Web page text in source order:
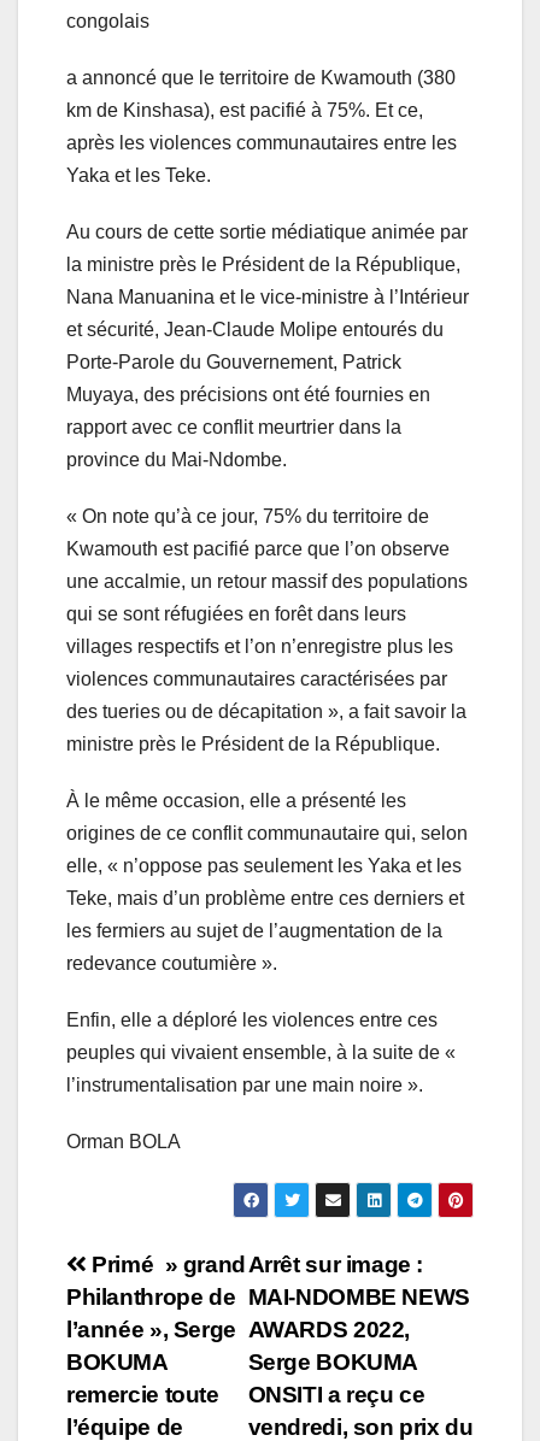
congolais
a annoncé que le territoire de Kwamouth (380
km de Kinshasa), est pacifié à 75%. Et ce,
après les violences communautaires entre les
Yaka et les Teke.
Au cours de cette sortie médiatique animée par
la ministre près le Président de la République,
Nana Manuanina et le vice-ministre à l’Intérieur
et sécurité, Jean-Claude Molipe entourés du
Porte-Parole du Gouvernement, Patrick
Muyaya, des précisions ont été fournies en
rapport avec ce conflit meurtrier dans la
province du Mai-Ndombe.
« On note qu’à ce jour, 75% du territoire de
Kwamouth est pacifié parce que l’on observe
une accalmie, un retour massif des populations
qui se sont réfugiées en forêt dans leurs
villages respectifs et l’on n’enregistre plus les
violences communautaires caractérisées par
des tueries ou de décapitation », a fait savoir la
ministre près le Président de la République.
À le même occasion, elle a présenté les
origines de ce conflit communautaire qui, selon
elle, « n’oppose pas seulement les Yaka et les
Teke, mais d’un problème entre ces derniers et
les fermiers au sujet de l’augmentation de la
redevance coutumière ».
Enfin, elle a déploré les violences entre ces
peuples qui vivaient ensemble, à la suite de «
l’instrumentalisation par une main noire ».
Orman BOLA
Navigation
de
l’article
Arrêt sur image :
MAI-NDOMBE NEWS
AWARDS 2022,
Serge BOKUMA
ONSITI a reçu ce
vendredi, son prix du
Primé » grand
Philanthrope de
l’année », Serge
BOKUMA
remercie toute
l’équipe de